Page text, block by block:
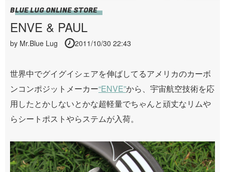
BLUE LUG ONLINE STORE
ENVE & PAUL
by Mr.Blue Lug 2011/10/30 22:43
世界中でグイグイシェアを伸ばしてるアメリカのカーボ
ンコンポジットメーカー“ENVE”から、宇宙航空技術を応
用したとかしないとかな超軽量でちゃんと頑丈なリムや
らシートポストやらステムが入荷。